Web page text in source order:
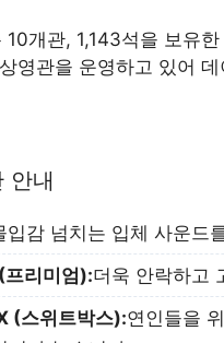
10개관, 1,143석을 보유
영관을 운영하고 있어
안내
입감 넘치는 입체 사운드
프리미엄):더욱 안락하고
(스위트박스):연인들을